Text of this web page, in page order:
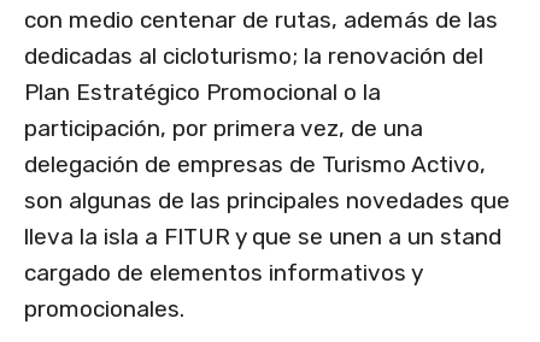
con medio centenar de rutas, además de las
dedicadas al cicloturismo; la renovación del
Plan Estratégico Promocional o la
participación, por primera vez, de una
delegación de empresas de Turismo Activo,
son algunas de las principales novedades que
lleva la isla a FITUR y que se unen a un stand
cargado de elementos informativos y
promocionales.